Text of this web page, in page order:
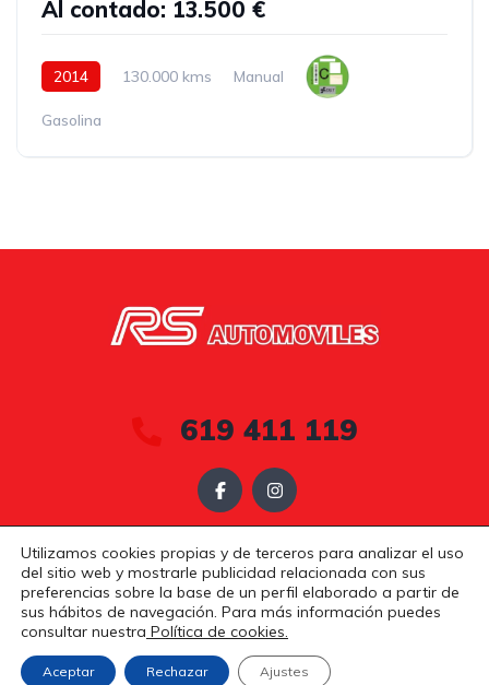
Al contado: 13.500 €
2014 130.000 kms Manual
Gasolina
619 411 119
Aviso LegalPolítica de PrivacidadPolítica de Cookies
Copyright © 2025. Todos los derechos reservados.
Diseño
Utilizamos cookies propias y de terceros para analizar el uso
del sitio web y mostrarle publicidad relacionada con sus
preferencias sobre la base de un perfil elaborado a partir de
sus hábitos de navegación. Para más información puedes
consultar nuestra Política de cookies.
Aceptar Rechazar Ajustes